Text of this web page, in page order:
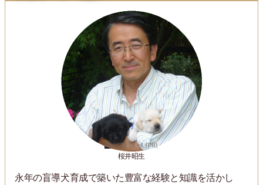
桜井昭生
永年の盲導犬育成で築いた豊富な経験と知識を活かし